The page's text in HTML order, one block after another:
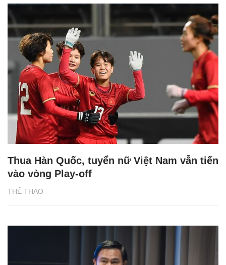
THỂ THAO
Thua Hàn Quốc, tuyển nữ Việt Nam vẫn tiến
vào vòng Play-off